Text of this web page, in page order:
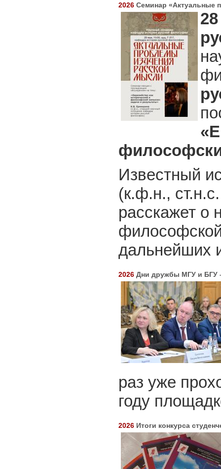
2026 Семинар «Актуальные
«
Известный
(к.ф.н.,
расскажет о
дальнейших
2026 Дни дружбы МГУ и БГУ
раз уже
году
2026 Итоги конкурса